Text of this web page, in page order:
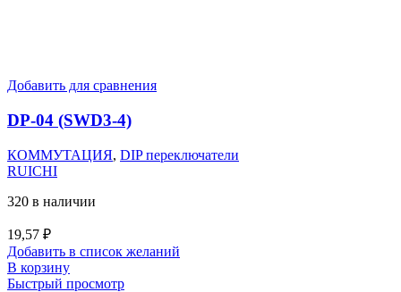
Добавить для сравнения
DP-04 (SWD3-4)
КОММУТАЦИЯ, DIP переключатели
RUICHI
320 в наличии
19,57 ₽
Добавить в список желаний
В корзину
Быстрый просмотр